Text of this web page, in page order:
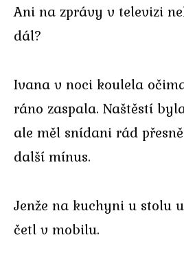
Ani na zprávy v televizi
dál?
Ivana v noci koulela
ráno zaspala. Naštěstí
ale měl snídani rád
další mínus.
Jenže na kuchyni u stolu
četl v mobilu.